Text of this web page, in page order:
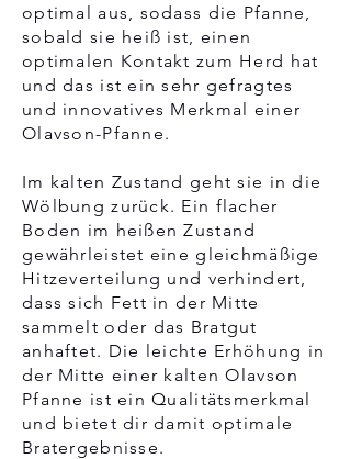
optimal aus, sodass die Pfanne,
sobald sie heiß ist, einen
optimalen Kontakt zum Herd hat
und das ist ein sehr gefragtes
und innovatives Merkmal einer
Olavson-Pfanne.
Im kalten Zustand geht sie in die
Wölbung zurück. Ein flacher
Boden im heißen Zustand
gewährleistet eine gleichmäßige
Hitzeverteilung und verhindert,
dass sich Fett in der Mitte
sammelt oder das Bratgut
anhaftet. Die leichte Erhöhung in
der Mitte einer kalten Olavson
Pfanne ist ein Qualitätsmerkmal
und bietet dir damit optimale
Bratergebnisse.